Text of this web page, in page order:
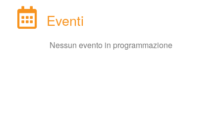
Eventi
Nessun evento in programmazione